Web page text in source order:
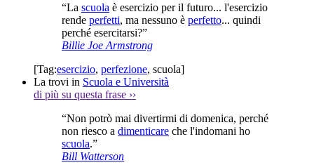
“La scuola è esercizio per il futuro... l'esercizio
rende perfetti, ma nessuno è perfetto... quindi
perché esercitarsi?”
Billie Joe Armstrong
[Tag:esercizio, perfezione, scuola]
La trovi in Scuola e Università
di più su questa frase ››
“Non potrò mai divertirmi di domenica, perché
non riesco a dimenticare che l'indomani ho
scuola.”
Bill Watterson